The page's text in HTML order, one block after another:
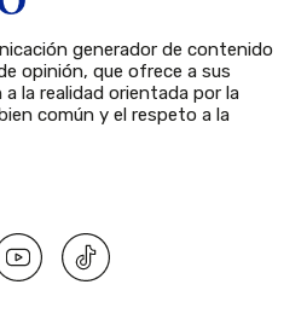
generador de contenido
opinión, que ofrece a sus
la realidad orientada por la
común y el respeto a la